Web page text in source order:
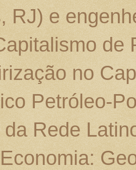
RJ) e
de
no
Petróleo-
da Rede